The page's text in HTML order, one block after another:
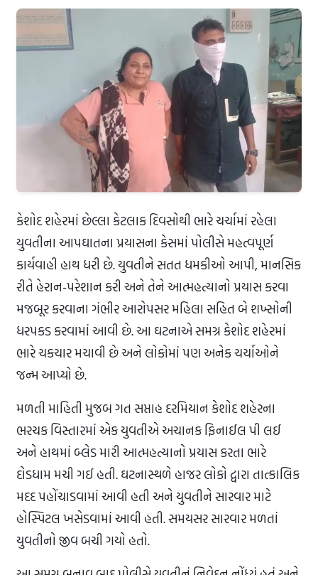
કેશોદ શહેરમાં છેલ્લા કેટલાક દિવસોથી ભારે ચર્ચામાં રહેલા
યુવતીના આપઘાતના પ્રયાસના કેસમાં પોલીસે મહત્વપૂર્ણ
કાર્યવાહી હાથ ધરી છે. યુવતીને સતત ધમકીઓ આપી, માનસિક
રીતે હેરાન-પરેશાન કરી અને તેને આત્મહત્યાનો પ્રયાસ કરવા
મજબૂર કરવાના ગંભીર આરોપસર મહિલા સહિત બે શખ્સોની
ધરપકડ કરવામાં આવી છે. આ ઘટનાએ સમગ્ર કેશોદ શહેરમાં
ભારે ચકચાર મચાવી છે અને લોકોમાં પણ અનેક ચર્ચાઓને
જન્મ આપ્યો છે.
મળતી માહિતી મુજબ ગત સપ્તાહ દરમિયાન કેશોદ શહેરના
ભરચક વિસ્તારમાં એક યુવતીએ અચાનક ફિનાઈલ પી લઈ
અને હાથમાં બ્લેડ મારી આત્મહત્યાનો પ્રયાસ કરતા ભારે
દોડધામ મચી ગઈ હતી. ઘટનાસ્થળે હાજર લોકો દ્વારા તાત્કાલિક
મદદ પહોંચાડવામાં આવી હતી અને યુવતીને સારવાર માટે
હોસ્પિટલ ખસેડવામાં આવી હતી. સમયસર સારવાર મળતાં
યુવતીનો જીવ બચી ગયો હતો.